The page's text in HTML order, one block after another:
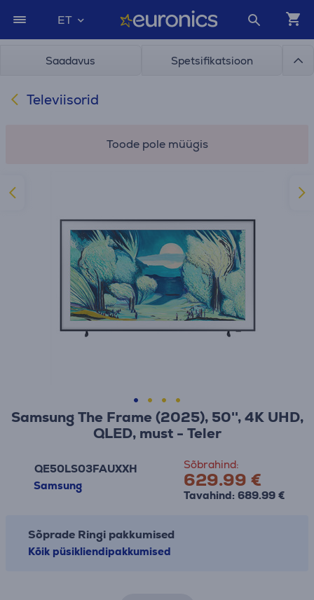
ET
Saadavus Spetsifikatsioon
Televiisorid
Toode pole müügis
Samsung The Frame (2025), 50'', 4K UHD,
QLED, must - Teler
QE50LS03FAUXXH
Samsung
Sõbrahind:
629.99 €
Tavahind: 689.99 €
Sõprade Ringi pakkumised
Kõik püsikliendipakkumised